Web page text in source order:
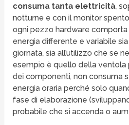
consuma tanta elettricità,
notturne e con il monitor
ogni pezzo hardware
energia differente e variabile
giornata, sia all’utilizzo che se
esempio è quello della ventola
dei componenti, non consuma
energia oraria perché solo
fase di elaborazione
probabile che si accenda o